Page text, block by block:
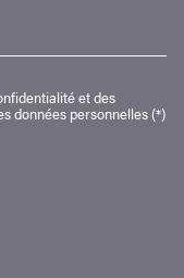
et des
données personnelles (*)